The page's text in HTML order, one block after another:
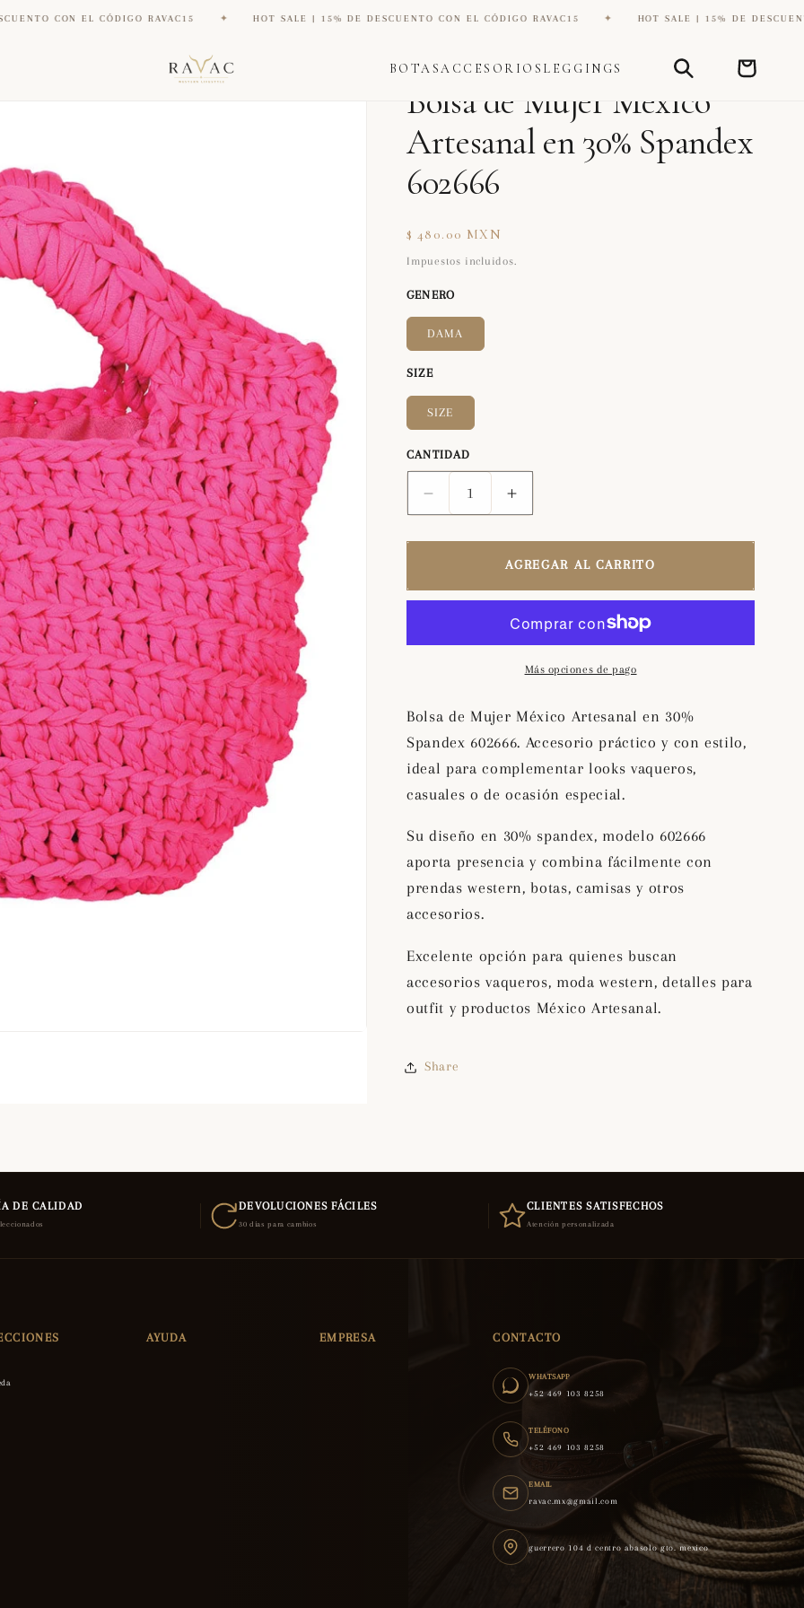
EL CÓDIGO RAVAC15 ✦ HOT SALE | 15% DE DESCUENTO CON EL CÓDIGO RAVAC15 ✦ HOT SALE | 15% DE DESCUENTO CON EL
BOTASACCESORIOS LEGGINGS Carrito
DIANA ZAPATERIA INC
Bolsa de Mujer México
Artesanal en 30% Spandex
602666
Precio
habitual
$ 480.00 MXN
Impuestos incluidos.
GENERO
DAMA
SIZE
SIZE
CANTIDAD
Reducir
cantidad
para
Mujer
Artesanal
Spandex
602666
Aumentar
cantidad
para
Bolsa
Mujer
México
Artesanal
en
Spandex
602666
AGREGAR AL CARRITO
Más opciones de pago
Bolsa de Mujer México Artesanal en 30%
Spandex 602666. Accesorio práctico y con estilo,
ideal para complementar looks vaqueros,
casuales o de ocasión especial.
Su diseño en 30% spandex, modelo 602666
aporta presencia y combina fácilmente con
prendas western, botas, camisas y otros
accesorios.
Excelente opción para quienes buscan
accesorios vaqueros, moda western, detalles para
outfit y productos México Artesanal.
Share
DE CALIDAD DEVOLUCIONES FÁCILES
30 días para cambios
CLIENTES SATISFECHOS
Atención personalizada
AYUDA EMPRESA CONTACTO
WHATSAPP
+52 469 103 8258
TELÉFONO
+52 469 103 8258
EMAIL
ravac.mx@gmail.com
guerrero 104 d centro abasolo gto. mexico